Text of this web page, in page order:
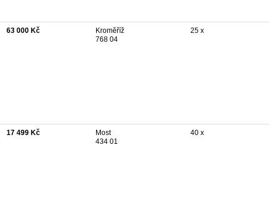
63 000 Kč
Kroměříž
768 04
25 x
17 499 Kč
Most
434 01
40 x